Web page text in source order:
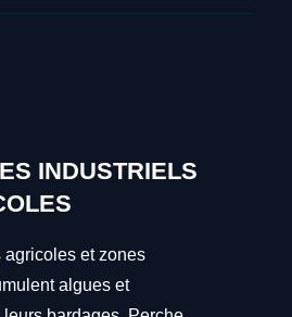
INDUSTRIELS
agricoles et zones
algues et